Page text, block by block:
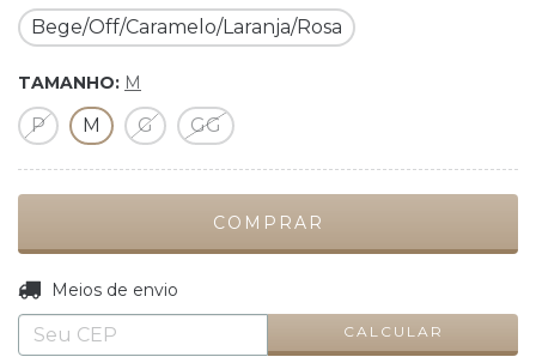
Bege/Off/Caramelo/Laranja/Rosa
TAMANHO: M
P M G GG
Entregas para o CEP:
Meios de envio
CALCULAR